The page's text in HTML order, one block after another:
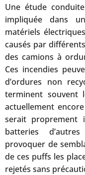
Une étude
impliquée dans
matériels
causés par
des camions à
Ces incendies
d’ordures non
terminent souvent
actuellement
serait proprement
batteries
provoquer de
de ces puffs les
rejetés sans